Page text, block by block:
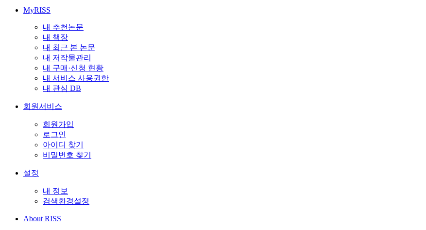
MyRISS
내 추천논문
내 책장
내 최근 본 논문
내 저작물관리
내 구매·신청 현황
내 서비스 사용권한
내 관심 DB
회원서비스
회원가입
로그인
아이디 찾기
비밀번호 찾기
설정
내 정보
검색환경설정
About RISS